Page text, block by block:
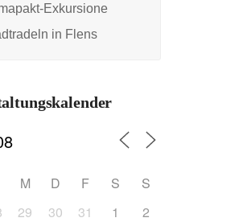
Exkursione
in Flens
M D F S
S
29 30 31 1
2